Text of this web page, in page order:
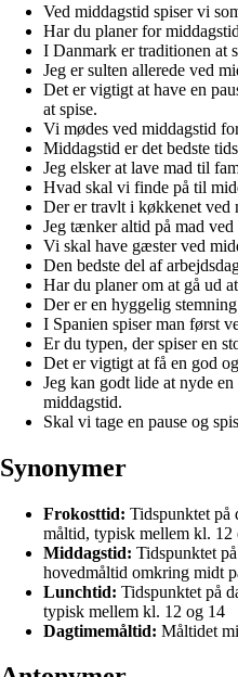
Ved middagstid spiser vi
Har du planer for
I Danmark er traditionen at
Jeg er sulten allerede ved
Det er vigtigt at have en
at spise.
Vi mødes ved middagstid
Middagstid er det bedste
Jeg elsker at lave mad til
Hvad skal vi finde på til
Der er travlt i køkkenet ved
Jeg tænker altid på mad ved
Vi skal have gæster ved
Den bedste del af
Har du planer om at gå ud
Der er en hyggelig
I Spanien spiser man først
Er du typen, der spiser en
Det er vigtigt at få en god
Jeg kan godt lide at nyde
middagstid.
Skal vi tage en pause og
Synonymer
Frokosttid: Tidspunktet på
måltid, typisk mellem kl. 12
Middagstid: Tidspunktet
hovedmåltid omkring midt
Lunchtid: Tidspunktet på
typisk mellem kl. 12 og 14
Dagtimemåltid: Måltidet